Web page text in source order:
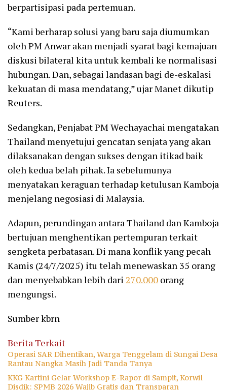
berpartisipasi pada pertemuan.
“Kami berharap solusi yang baru saja diumumkan
oleh PM Anwar akan menjadi syarat bagi kemajuan
diskusi bilateral kita untuk kembali ke normalisasi
hubungan. Dan, sebagai landasan bagi de-eskalasi
kekuatan di masa mendatang,” ujar Manet dikutip
Reuters.
Sedangkan, Penjabat PM Wechayachai mengatakan
Thailand menyetujui gencatan senjata yang akan
dilaksanakan dengan sukses dengan itikad baik
oleh kedua belah pihak. Ia sebelumunya
menyatakan keraguan terhadap ketulusan Kamboja
menjelang negosiasi di Malaysia.
Adapun, perundingan antara Thailand dan Kamboja
bertujuan menghentikan pertempuran terkait
sengketa perbatasan. Di mana konflik yang pecah
Kamis (24/7/2025) itu telah menewaskan 35 orang
dan menyebabkan lebih dari 270.000 orang
mengungsi.
Sumber kbrn
Berita Terkait
Operasi SAR Dihentikan, Warga Tenggelam di Sungai Desa
Rantau Nangka Masih Jadi Tanda Tanya
KKG Kartini Gelar Workshop E-Rapor di Sampit, Korwil
Disdik: SPMB 2026 Wajib Gratis dan Transparan